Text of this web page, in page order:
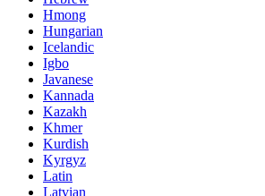
Hmong
Hungarian
Icelandic
Igbo
Javanese
Kannada
Kazakh
Khmer
Kurdish
Kyrgyz
Latin
Latvian